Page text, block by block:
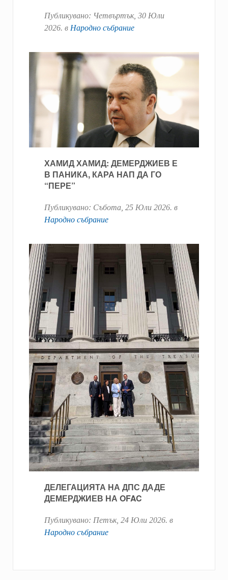
Публикувано: Четвъртък, 30 Юли
2026. в Народно събрание
ХАМИД ХАМИД: ДЕМЕРДЖИЕВ Е
В ПАНИКА, КАРА НАП ДА ГО
“ПЕРЕ”
Публикувано: Събота, 25 Юли 2026. в
Народно събрание
ДЕЛЕГАЦИЯТА НА ДПС ДАДЕ
ДЕМЕРДЖИЕВ НА OFAC
Публикувано: Петък, 24 Юли 2026. в
Народно събрание